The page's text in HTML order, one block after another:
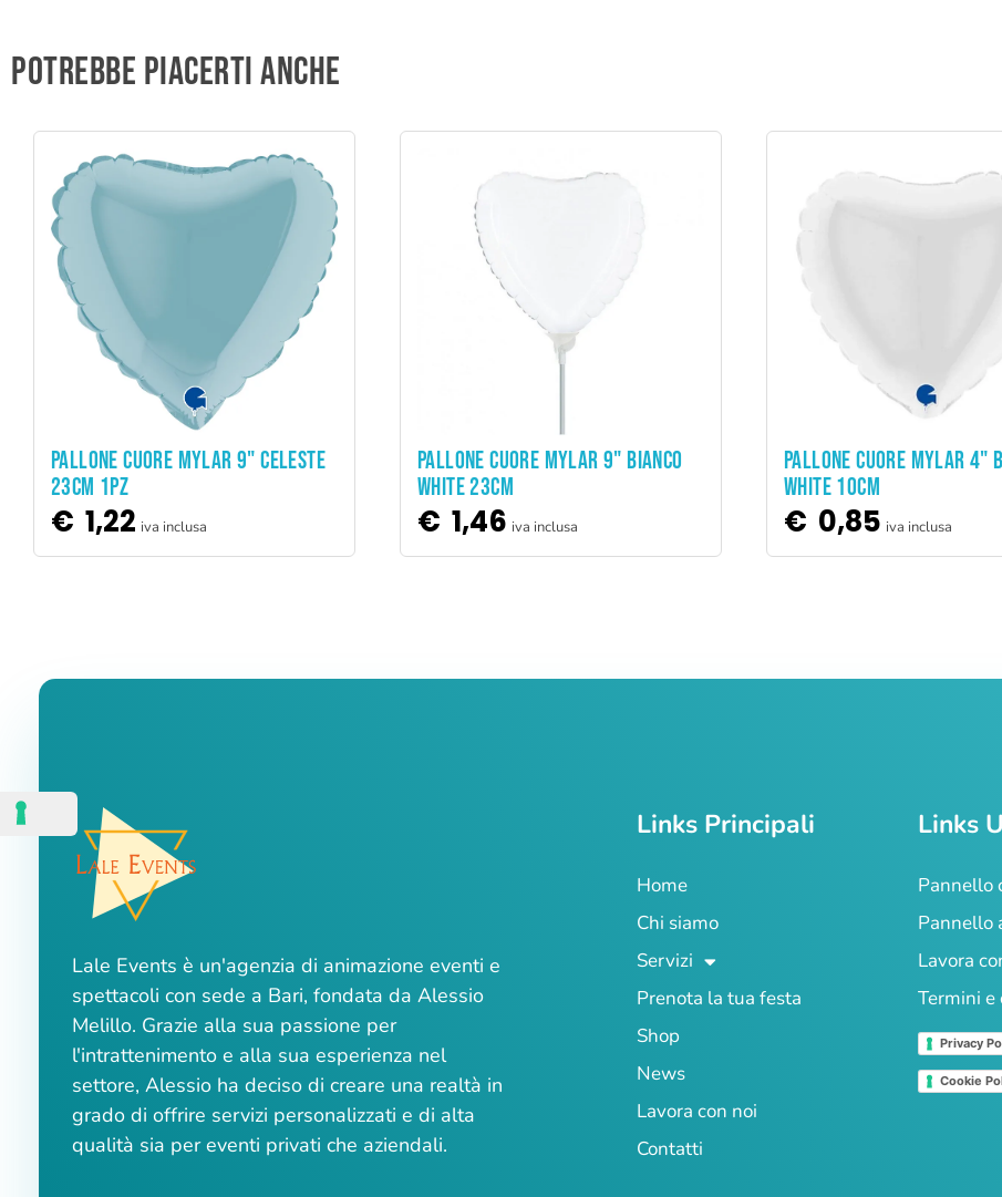
Potrebbe piacerti anche
ADD TO CART
PALLONE CUORE MYLAR 9" CELESTE
23CM 1PZ
€ 1,22 iva inclusa
ADD TO CART
PALLONE CUORE MYLAR 9" BIANCO
WHITE 23CM
€ 1,46 iva inclusa
ADD TO CART
PALLONE CUORE MYLAR 4"
WHITE 10CM
€ 0,85 iva inclusa
Lale Events è un'agenzia di animazione eventi e
spettacoli con sede a Bari, fondata da Alessio
Melillo. Grazie alla sua passione per
l'intrattenimento e alla sua esperienza nel
settore, Alessio ha deciso di creare una realtà in
grado di offrire servizi personalizzati e di alta
qualità sia per eventi privati che aziendali.
Links Principali
Home
Chi siamo
Servizi
Prenota la tua festa
Shop
News
Lavora con noi
Contatti
Links
Pannello
Pannello
Lavora
Termini e
Privacy
Cookie